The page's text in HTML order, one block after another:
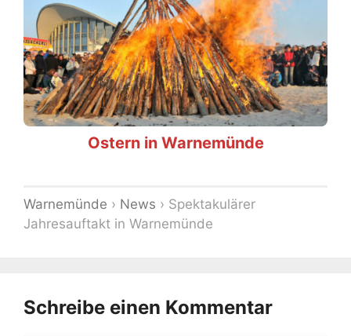
Ostern in Warnemünde
Warnemünde › News › Spektakulärer
Jahresauftakt in Warnemünde
Schreibe einen Kommentar